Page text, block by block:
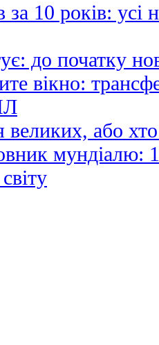
за 10 років:
до початку
вікно:
великих, або
мундіалю: